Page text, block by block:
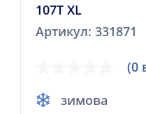
107T XL
Артикул: 331871
(0
зимова